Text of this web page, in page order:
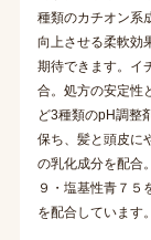
種類のカチオン系
向上させる柔軟効
期待できます。イ
合。処方の安定性
ど3種類のpH調整
保ち、髪と頭皮に
の乳化成分を配合
９・塩基性青７５
を配合しています。